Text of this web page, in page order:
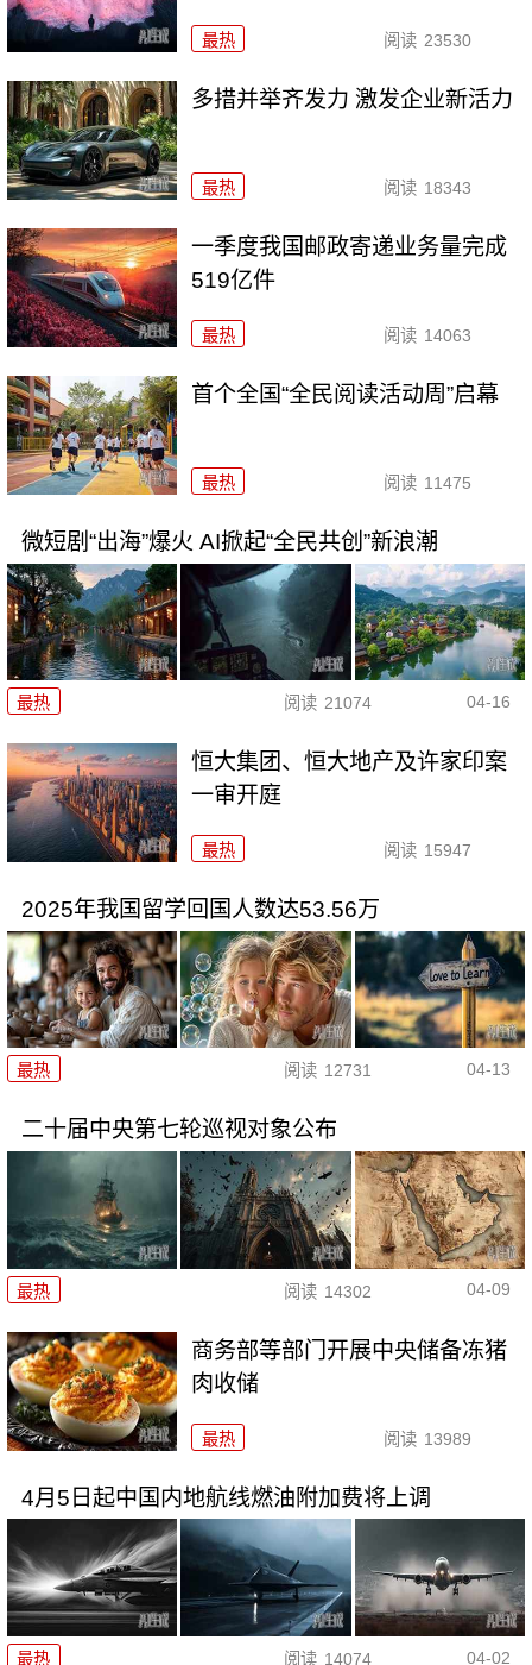
最热 阅读 23530
多措并举齐发力 激发企业新活力
最热 阅读 18343
一季度我国邮政寄递业务量完成
519亿件
最热 阅读 14063
首个全国“全民阅读活动周”启幕
最热 阅读 11475
微短剧“出海”爆火 AI掀起“全民共创”新浪潮
最热 阅读 21074 04-16
恒大集团、恒大地产及许家印案
一审开庭
最热 阅读 15947
2025年我国留学回国人数达53.56万
最热 阅读 12731 04-13
二十届中央第七轮巡视对象公布
最热 阅读 14302 04-09
商务部等部门开展中央储备冻猪
肉收储
最热 阅读 13989
4月5日起中国内地航线燃油附加费将上调
最热 阅读 14074 04-02